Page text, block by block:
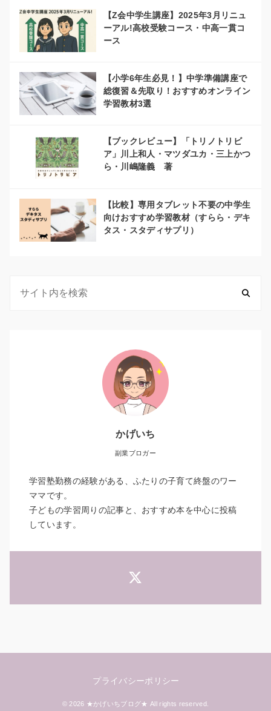
【Z会中学生講座】2025年3月リニュ
ーアル!高校受験コース・中高一貫コ
ース
【小学6年生必見！】中学準備講座で
総復習＆先取り！おすすめオンライン
学習教材3選
【ブックレビュー】「トリノトリビ
ア」川上和人・マツダユカ・三上かつ
ら・川嶋隆義 著
【比較】専用タブレット不要の中学生
向けおすすめ学習教材（すらら・デキ
タス・スタディサプリ）
かげいち
副業ブロガー
学習塾勤務の経験がある、ふたりの子育て終盤のワー
ママです。
子どもの学習周りの記事と、おすすめ本を中心に投稿
しています。
プライバシーポリシー
© 2026 ★かげいちブログ★ All rights reserved.